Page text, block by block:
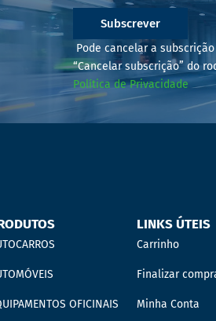
Subscrever
Pode cancelar a
“Cancelar subscrição” do
Política de Privacidade
OFICINAIS
LINKS ÚTEIS
Carrinho
Finalizar
Minha Conta